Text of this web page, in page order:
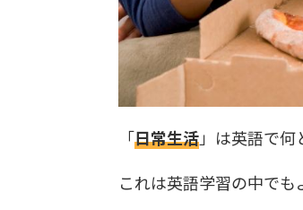
「日常生活」は英語で何
これは英語学習の中でも